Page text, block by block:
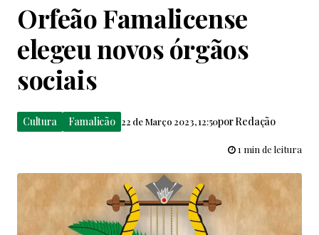
Orfeão Famalicense
elegeu novos órgãos
sociais
Cultura Famalicão 22 de Março 2023, 12:50porRedação
1 min de leitura